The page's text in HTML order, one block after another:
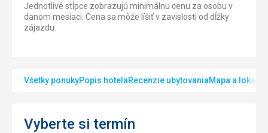
Jednotlivé stĺpce zobrazujú minimálnu cenu za osobu v
danom mesiaci. Cena sa môže líšiť v zavislosti od dĺžky
zájazdu.
Všetky ponukyPopis hotelaRecenzie ubytovaniaMapa a lokalita
Vyberte si termín